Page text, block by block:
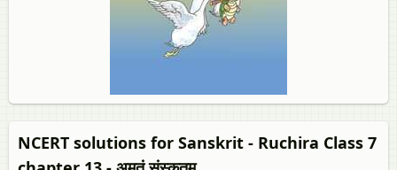
NCERT solutions for Sanskrit - Ruchira Class 7